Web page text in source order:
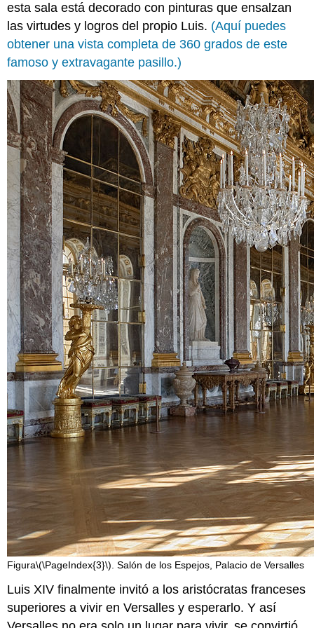
esta sala está decorado con pinturas que ensalzan
las virtudes y logros del propio Luis. (Aquí puedes
obtener una vista completa de 360 grados de este
famoso y extravagante pasillo.)
Figura\(\PageIndex{3}\). Salón de los Espejos, Palacio de Versalles
Luis XIV finalmente invitó a los aristócratas franceses
superiores a vivir en Versalles y esperarlo. Y así